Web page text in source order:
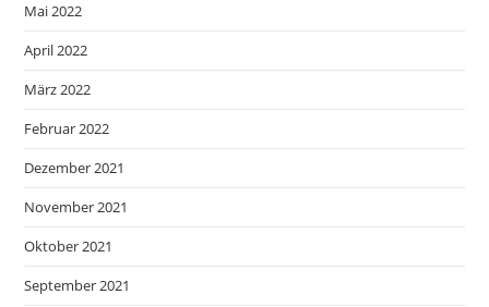
Mai 2022
April 2022
März 2022
Februar 2022
Dezember 2021
November 2021
Oktober 2021
September 2021